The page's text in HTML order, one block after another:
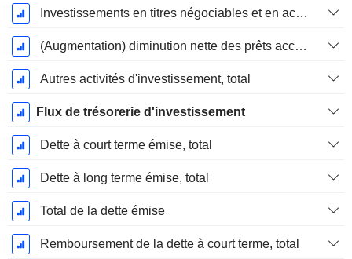
Investissements en titres négociables et en actions, total
(Augmentation) diminution nette des prêts accordés / vendus - Investissements
Autres activités d'investissement, total
Flux de trésorerie d'investissement
Dette à court terme émise, total
Dette à long terme émise, total
Total de la dette émise
Remboursement de la dette à court terme, total